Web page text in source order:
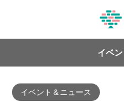
イベ
イベント＆ニュース